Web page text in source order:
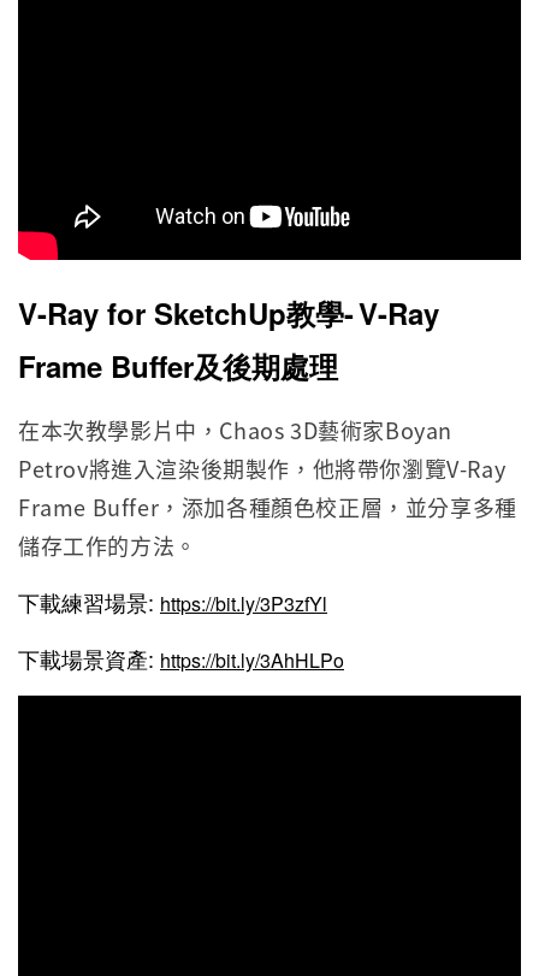
V-Ray for SketchUp教學-V-Ray
Frame Buffer及後期處理
在本次教學影片中，Chaos 3D藝術家Boyan
Petrov將進入渲染後期製作，他將帶你瀏覽V-Ray
Frame Buffer，添加各種顏色校正層，並分享多種
儲存工作的方法。
下載練習場景: https://bit.ly/3P3zfYl
下載場景資產: https://bit.ly/3AhHLPo